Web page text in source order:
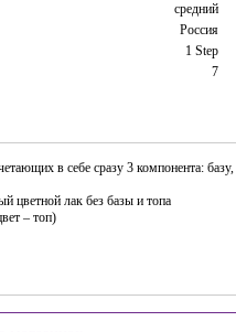
средний
Россия
1 Step
7
в себе сразу 3 компонента: базу,
цветной лак без базы и топа
– топ)